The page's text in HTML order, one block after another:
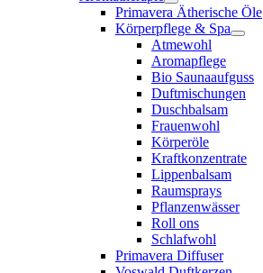
Primavera Ätherische Öle
Körperpflege & Spa
Atmewohl
Aromapflege
Bio Saunaaufguss
Duftmischungen
Duschbalsam
Frauenwohl
Körperöle
Kraftkonzentrate
Lippenbalsam
Raumsprays
Pflanzenwässer
Roll ons
Schlafwohl
Primavera Diffuser